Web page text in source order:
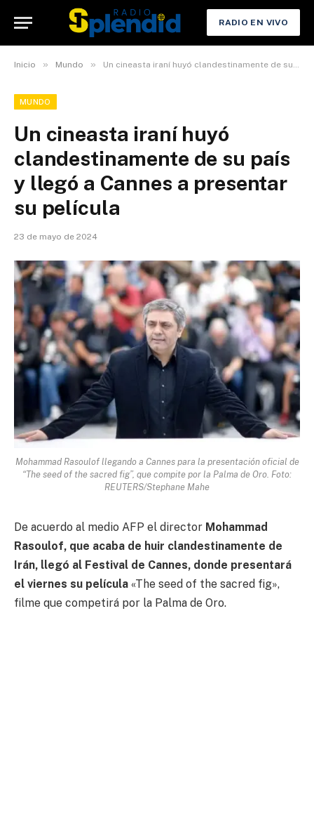
RADIO EN VIVO
Inicio » Mundo » Un cineasta iraní huyó clandestinamente de su país y llegó a Cannes a presentar su película
MUNDO
Un cineasta iraní huyó
clandestinamente de su país
y llegó a Cannes a presentar
su película
23 de mayo de 2024
Mohammad Rasoulof llegando a Cannes para la presentación oficial de
“The seed of the sacred fig”, que compite por la Palma de Oro. Foto:
REUTERS/Stephane Mahe
De acuerdo al medio AFP el director Mohammad
Rasoulof, que acaba de huir clandestinamente de
Irán, llegó al Festival de Cannes, donde presentará
el viernes su película «The seed of the sacred fig»,
filme que competirá por la Palma de Oro.